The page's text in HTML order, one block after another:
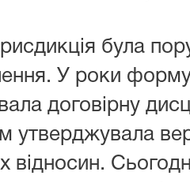
була
У роки
договірну
утверджувала
відносин.